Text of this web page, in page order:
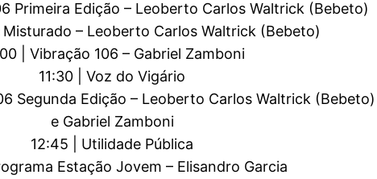
Primeira Edição – Leoberto Carlos Waltrick (Bebeto)
– Leoberto Carlos Waltrick (Bebeto)
| Vibração 106 – Gabriel Zamboni
11:30 | Voz do Vigário
Segunda Edição – Leoberto Carlos Waltrick (Bebeto)
e Gabriel Zamboni
12:45 | Utilidade Pública
Estação Jovem – Elisandro Garcia